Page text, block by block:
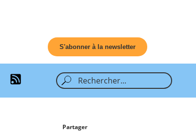
S'abonner à la newsletter
Partager